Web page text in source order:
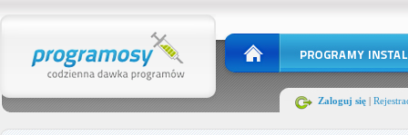
Zaloguj się |